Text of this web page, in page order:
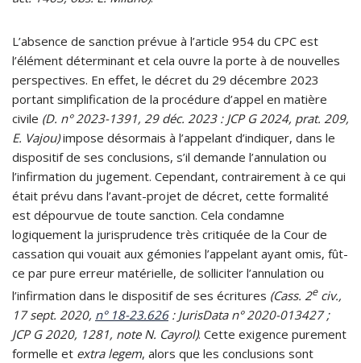
L’absence de sanction prévue à l’article 954 du CPC est
l’élément déterminant et cela ouvre la porte à de nouvelles
perspectives. En effet, le décret du 29 décembre 2023
portant simplification de la procédure d’appel en matière
civile (D. n° 2023-1391, 29 déc. 2023 : JCP G 2024, prat. 209,
E. Vajou)impose désormais à l’appelant d’indiquer, dans le
dispositif de ses conclusions, s’il demande l’annulation ou
l’infirmation du jugement. Cependant, contrairement à ce qui
était prévu dans l’avant-projet de décret, cette formalité
est dépourvue de toute sanction. Cela condamne
logiquement la jurisprudence très critiquée de la Cour de
cassation qui vouait aux gémonies l’appelant ayant omis, fût-
ce par pure erreur matérielle, de solliciter l’annulation ou
l’infirmation dans le dispositif de ses écritures (Cass. 2eciv.,
17 sept. 2020, n° 18-23.626: JurisData n° 2020-013427 ;
JCP G 2020, 1281, note N. Cayrol). Cette exigence purement
formelle et extra legem, alors que les conclusions sont